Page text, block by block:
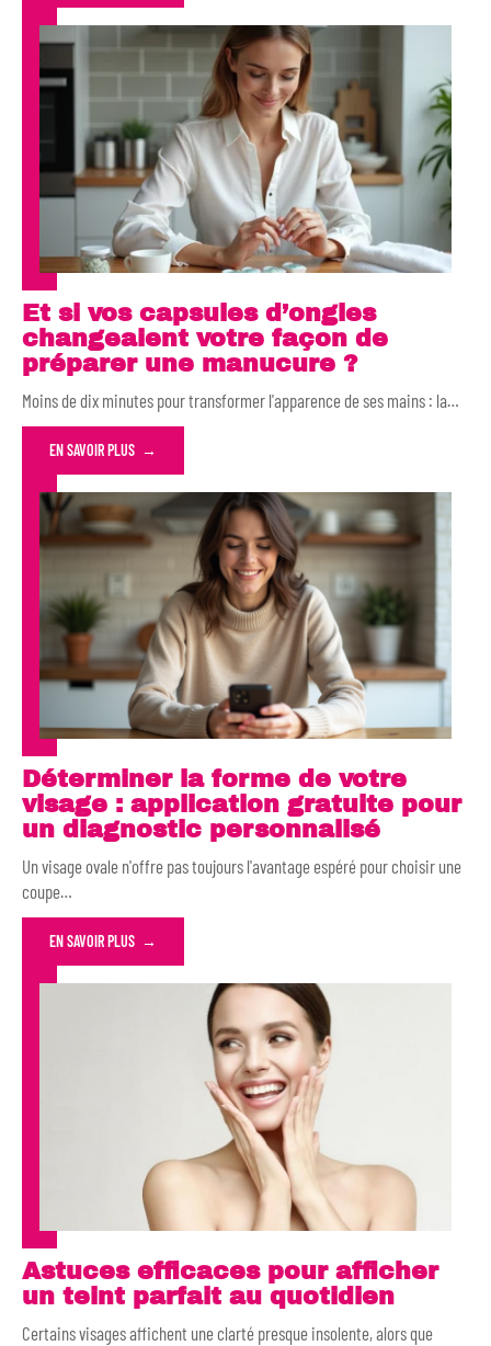
Et si vos capsules d’ongles
changeaient votre façon de
préparer une manucure ?
Moins de dix minutes pour transformer l'apparence de ses mains : la…
EN SAVOIR PLUS
Déterminer la forme de votre
visage : application gratuite pour
un diagnostic personnalisé
Un visage ovale n'offre pas toujours l'avantage espéré pour choisir une
coupe…
EN SAVOIR PLUS
Astuces efficaces pour afficher
un teint parfait au quotidien
Certains visages affichent une clarté presque insolente, alors que